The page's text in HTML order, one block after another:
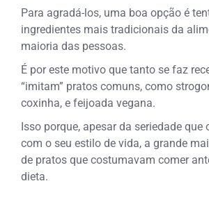
Para agradá-los, uma boa opção é
ingredientes mais tradicionais da
maioria das pessoas.
É por este motivo que tanto se faz
“imitam” pratos comuns, como
coxinha, e feijoada vegana.
Isso porque, apesar da seriedade que
com o seu estilo de vida, a grande
de pratos que costumavam comer
dieta.